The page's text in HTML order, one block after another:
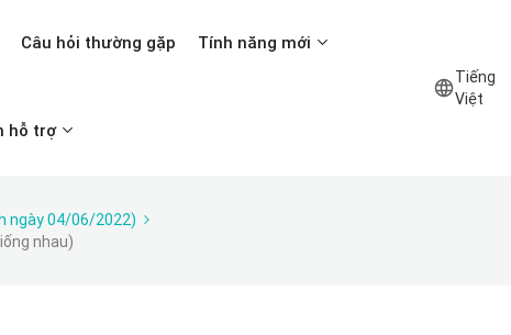
Câu hỏi thường gặp Tính năng mới
hỗ trợ
Tiếng
Việt
ngày 04/06/2022)
nhau)